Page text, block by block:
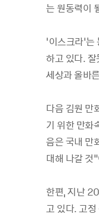
는 원동력이
‘이스크라’
하고 있다.
세상과 올바
다음 김원 만
기 위한 만화
음은 국내 만
대해 나갈 것
한편, 지난
고 있다. 고